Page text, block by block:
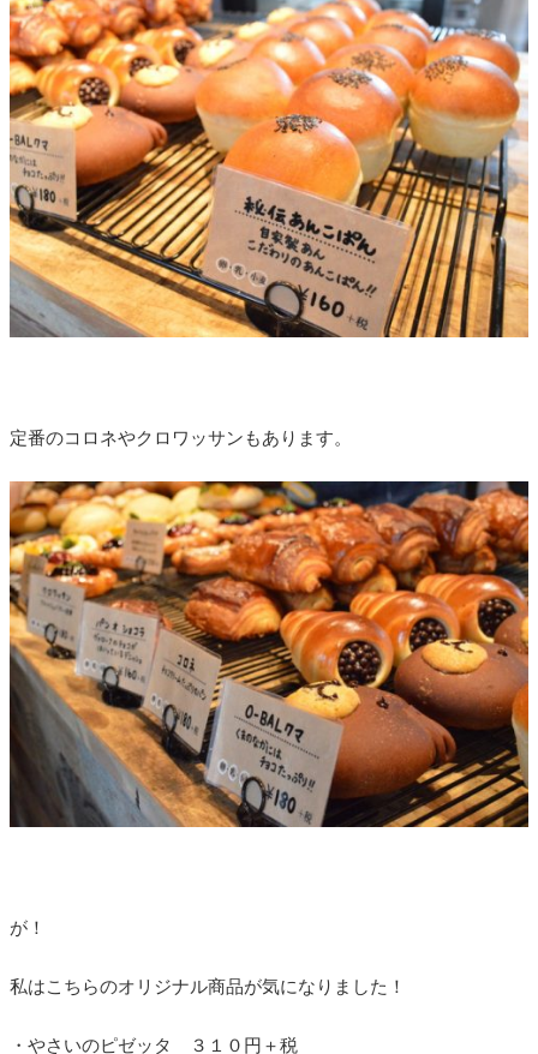
定番のコロネやクロワッサンもあります。
が！
私はこちらのオリジナル商品が気になりました！
・やさいのピゼッタ ３１０円＋税